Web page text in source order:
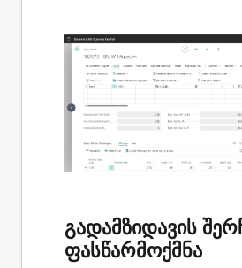
გადამზიდავის
ფასწარმოქმნა